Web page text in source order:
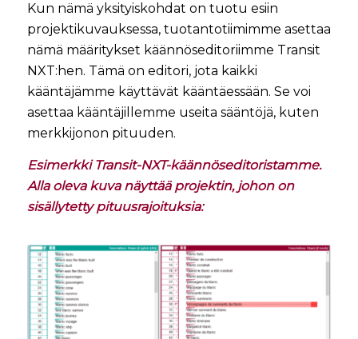
Kun nämä yksityiskohdat on tuotu esiin
projektikuvauksessa, tuotantotiimimme asettaa
nämä määritykset käännöseditoriimme Transit
NXT:hen. Tämä on editori, jota kaikki
kääntäjämme käyttävät kääntäessään. Se voi
asettaa kääntäjillemme useita sääntöjä, kuten
merkkijonon pituuden.
Esimerkki Transit-NXT-käännöseditoristamme.
Alla oleva kuva näyttää projektin, johon on
sisällytetty pituusrajoituksia: